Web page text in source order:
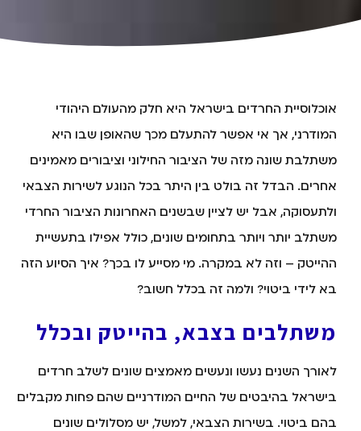
אוכלוסיית החרדים בישראל היא חלק מהעולם היהודי
המודרני, אך אי אפשר להתעלם מכך שהאופן שבו היא
משתלבת שונה מזה של הציבור החילוני וציבורים מאמינים
אחרים. הבדל זה בולט בין היתר בכל הנוגע לשירות הצבאי
ולתעסוקה, אבל יש לציין שבשנים האחרונות הציבור החרדי
משתלב יותר ויותר בתחומים שונים, כולל אפילו בתעשיית
ההייטק – וזה לא במקרה. מי מסייע לו בכך? איך הסיוע הזה
בא לידי ביטוי? ולמה זה בכלל חשוב?
משתלבים בצבא, בהייטק ובכלל
לאורך השנים נעשו ונעשים מאמצים שונים לשלב חרדים
בישראל בהיבטים של החיים המודרניים שהם פחות מקבלים
בהם ביטוי. בשירות הצבאי, למשל, יש מסלולים שונים